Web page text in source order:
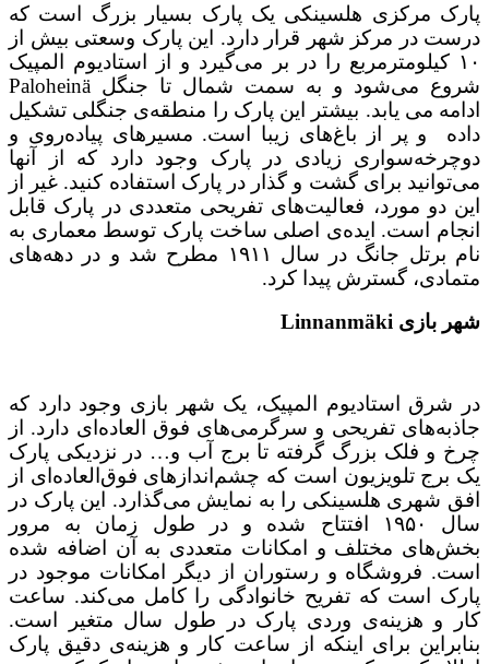
پارک مرکزی هلسینکی یک پارک بسیار بزرگ است که
درست در مرکز شهر قرار دارد. این پارک وسعتی بیش از
۱۰ کیلومترمربع را در بر می‌گیرد و از استادیوم المپیک
شروع می‌شود و به سمت شمال تا جنگل Paloheinä
ادامه می یابد. بیشتر این پارک را منطقه‌ی جنگلی تشکیل
داده و پر از باغ‌های زیبا است. مسیرهای پیاده‌روی و
دوچرخه‌سواری زیادی در پارک وجود دارد که از آنها
می‌توانید برای گشت و گذار در پارک استفاده کنید. غیر از
این دو مورد، فعالیت‌های تفریحی متعددی در پارک قابل
انجام است. ایده‌ی اصلی ساخت پارک توسط معماری به
نام برتل جانگ در سال ۱۹۱۱ مطرح شد و در دهه‌های
متمادی، گسترش پیدا کرد.
شهر بازی Linnanmäki
در شرق استادیوم المپیک، یک شهر بازی وجود دارد که
جاذبه‌های تفریحی و سرگرمی‌های فوق العاده‌ای دارد. از
چرخ و فلک بزرگ گرفته تا برج آب و… در نزدیکی پارک
یک برج تلویزیون است که چشم‌اندازهای فوق‌العاده‌ای از
افق شهری هلسینکی را به نمایش می‌گذارد. این پارک در
سال ۱۹۵۰ افتتاح شده و در طول زمان به مرور
بخش‌های مختلف و امکانات متعددی به آن اضافه شده
است. فروشگاه و رستوران از دیگر امکانات موجود در
پارک است که تفریح خانوادگی را کامل می‌کند. ساعت
کار و هزینه‌ی وردی پارک در طول سال متغیر است.
بنابراین برای اینکه از ساعت کار و هزینه‌ی دقیق پارک